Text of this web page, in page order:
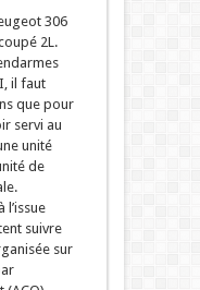
306
2L.
il faut
que pour
servi au
unité
de
l’issue
suivre
sur